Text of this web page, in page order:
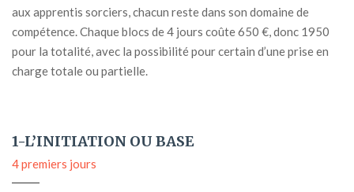
aux apprentis sorciers, chacun reste dans son domaine de
compétence. Chaque blocs de 4 jours coûte 650 €, donc 1950
pour la totalité, avec la possibilité pour certain d’une prise en
charge totale ou partielle.
1-L’INITIATION OU BASE
4 premiers jours